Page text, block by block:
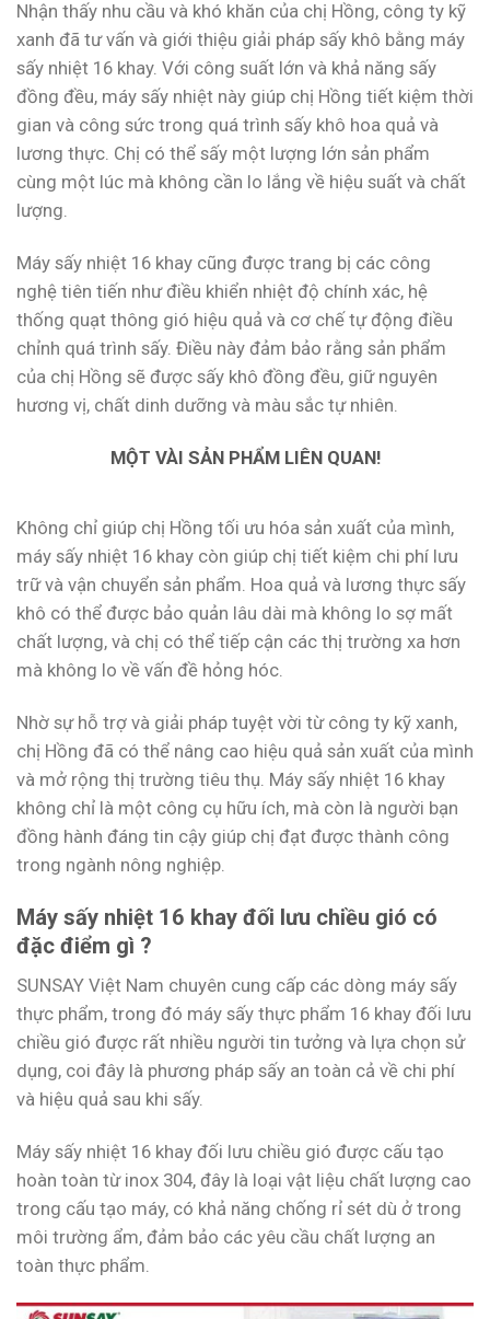
Nhận thấy nhu cầu và khó khăn của chị Hồng, công ty kỹ
xanh đã tư vấn và giới thiệu giải pháp sấy khô bằng máy
sấy nhiệt 16 khay. Với công suất lớn và khả năng sấy
đồng đều, máy sấy nhiệt này giúp chị Hồng tiết kiệm thời
gian và công sức trong quá trình sấy khô hoa quả và
lương thực. Chị có thể sấy một lượng lớn sản phẩm
cùng một lúc mà không cần lo lắng về hiệu suất và chất
lượng.
Máy sấy nhiệt 16 khay cũng được trang bị các công
nghệ tiên tiến như điều khiển nhiệt độ chính xác, hệ
thống quạt thông gió hiệu quả và cơ chế tự động điều
chỉnh quá trình sấy. Điều này đảm bảo rằng sản phẩm
của chị Hồng sẽ được sấy khô đồng đều, giữ nguyên
hương vị, chất dinh dưỡng và màu sắc tự nhiên.
MỘT VÀI SẢN PHẨM LIÊN QUAN!
Không chỉ giúp chị Hồng tối ưu hóa sản xuất của mình,
máy sấy nhiệt 16 khay còn giúp chị tiết kiệm chi phí lưu
trữ và vận chuyển sản phẩm. Hoa quả và lương thực sấy
khô có thể được bảo quản lâu dài mà không lo sợ mất
chất lượng, và chị có thể tiếp cận các thị trường xa hơn
mà không lo về vấn đề hỏng hóc.
Nhờ sự hỗ trợ và giải pháp tuyệt vời từ công ty kỹ xanh,
chị Hồng đã có thể nâng cao hiệu quả sản xuất của mình
và mở rộng thị trường tiêu thụ. Máy sấy nhiệt 16 khay
không chỉ là một công cụ hữu ích, mà còn là người bạn
đồng hành đáng tin cậy giúp chị đạt được thành công
trong ngành nông nghiệp.
Máy sấy nhiệt 16 khay đối lưu chiều gió có
đặc điểm gì ?
SUNSAY Việt Nam chuyên cung cấp các dòng máy sấy
thực phẩm, trong đó máy sấy thực phẩm 16 khay đối lưu
chiều gió được rất nhiều người tin tưởng và lựa chọn sử
dụng, coi đây là phương pháp sấy an toàn cả về chi phí
và hiệu quả sau khi sấy.
Máy sấy nhiệt 16 khay đối lưu chiều gió được cấu tạo
hoàn toàn từ inox 304, đây là loại vật liệu chất lượng cao
trong cấu tạo máy, có khả năng chống rỉ sét dù ở trong
môi trường ẩm, đảm bảo các yêu cầu chất lượng an
toàn thực phẩm.